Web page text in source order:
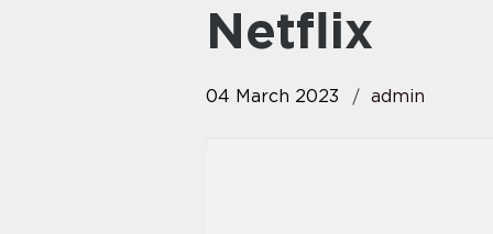
netflix
04 March 2023 admin